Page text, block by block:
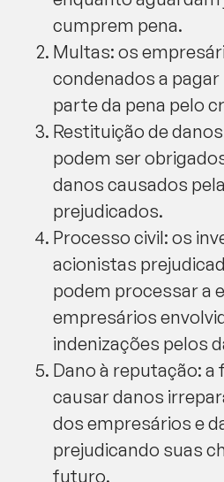
cumprem pena.
Multas: os
condenados a
parte da pena pelo
Restituição de
podem ser
danos causados
prejudicados.
Processo civil: os
acionistas
podem processar a
empresários
indenizações pelos
Dano à reputação: a
causar danos
dos empresários e
prejudicando suas
futuro.